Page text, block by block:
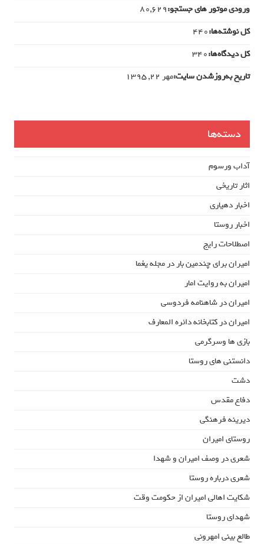
ورودی‌ موتور های جستجو:80,629
کل نوشته‌ها:440
کل دیدگاه‌ها:340
تاریخ به‌روزشدن سایت:مهر ۲۲, ۱۳۹۵
دسته‌ها
آداب ورسوم
اثار تاریخی
اخبار دهیاری
اخبار روستا
اصطلاحات رایج
امیران برای چندمین بار در مجله یغما
امیران به روایت امار
امیران در شاهنامه فردوسی
امیران در کتابخانه دائره المعارف
بازی ها وسرگرمی
دانستنی های روستا
دشت
دفاع مقدس
دیرینه فرهنگی
روستای امیران
شعری در وصف امیران و شهدا
شعری درباره روستا
شکایت اهالی امیران از حکومت وقت
شهدای روستا
طالع بینی امهرونی